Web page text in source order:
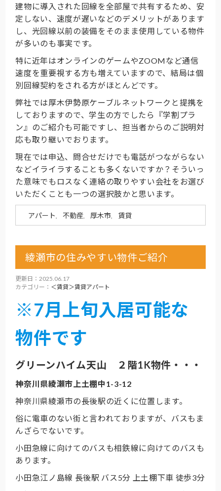
建物に導入された回線を全部屋で共有するため、安
定しない、速度が遅いなどのデメリットがあります
し、光回線以前の装備をそのまま使用している物件
が多いのも事実です。
特に近年はオンラインのゲームやZOOMなど通信
速度を重要視する方も増えていますので、結局は個
別回線契約をされる方がほとんどです。
弊社では厚木伊勢原ケーブルネットワークと提携を
しておりますので、学生の方でしたら『学割プラ
ン』のご紹介も可能ですし、担当者からのご説明対
応も取り継いでおります。
現在では申込、問合せだけでも電話がつながらない
などイライラすることも多くないですか？そういっ
た意味でもロスなく連絡の取りやすい会社をお選び
いただくことも一つの選択肢かと思います。
アパート 不動産 厚木市 賃貸
綾瀬市の住みやすい物件ご紹介
更新日：2025.06.17
カテゴリー： ＜賃貸＞賃貸アパート
※7月上旬入居可能な
物件です
グリーンハイム天山 ２階1K物件・・・
神奈川県綾瀬市上土棚中1-3-12
神奈川県綾瀬市の長後駅の近くに位置します。
俗に電車のない街と言われておりますが、バスもま
んざらでないです。
小田急線に向けてのバスも相鉄線に向けてのバスも
あります。
小田急江ノ島線 長後駅 バス5分 上土棚下車 徒歩3分